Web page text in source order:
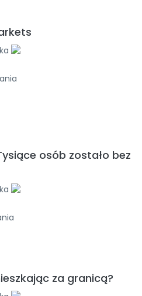
osób zostało bez
za granicą?